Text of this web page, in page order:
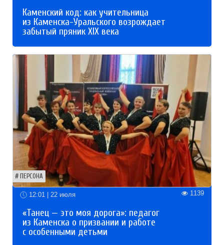
Каменский код: как учительница
из Каменска-Уральского возрождает
забытый пряник XIX века
ПЕРСОНА
12:01 | 22 июля 1139
«Танец — это моя дорога»: педагог
из Каменска о призвании и работе
с особенными детьми